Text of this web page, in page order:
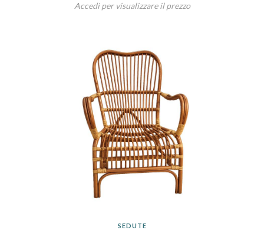
Accedi per visualizzare il prezzo
SEDUTE